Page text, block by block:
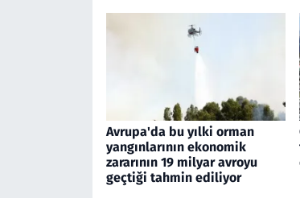
Avrupa'da bu yılki orman
yangınlarının ekonomik
zararının 19 milyar avroyu
geçtiği tahmin ediliyor